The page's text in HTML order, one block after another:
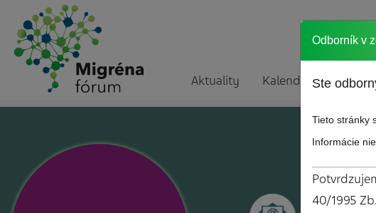
Aktuality Kalendár akcií
Odborník v
Ste
Tieto stránky
Informácie
40/1995